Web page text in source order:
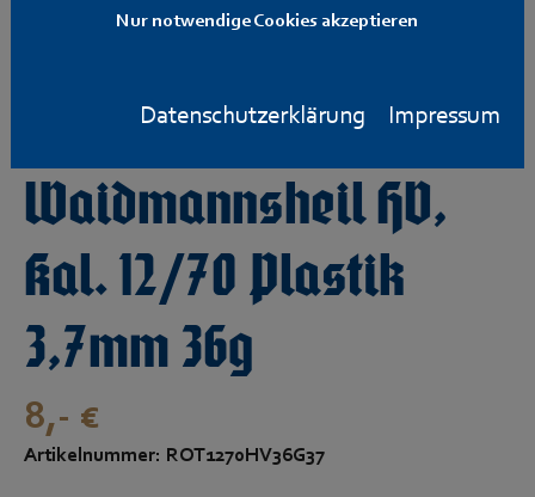
Nur notwendige Cookies akzeptieren
Datenschutzerklärung Impressum
Rottweil
Waidmannsheil HV,
Kal. 12/70 Plastik
3,7mm 36g
8,- €
Artikelnummer: ROT1270HV36G37